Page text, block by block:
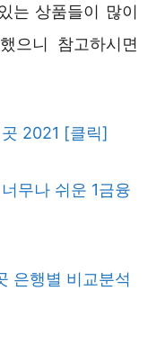
는 상품들이 많이
으니 참고하시면
2021 [클릭]
무나 쉬운 1금융
은행별 비교분석